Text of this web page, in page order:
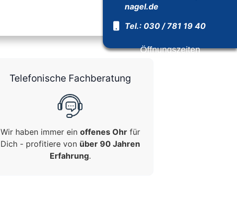
nagel.de
Tel.: 030 / 781 19 40
Öffnungszeiten
Telefonische Fachberatung
Wir haben immer ein offenes Ohrfür
Dich - profitiere von über 90 Jahren
Erfahrung.